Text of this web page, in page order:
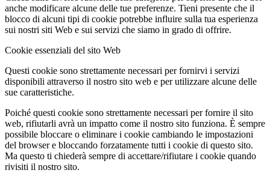
anche modificare alcune delle tue preferenze. Tieni presente che il
blocco di alcuni tipi di cookie potrebbe influire sulla tua esperienza
sui nostri siti Web e sui servizi che siamo in grado di offrire.
Cookie essenziali del sito Web
Questi cookie sono strettamente necessari per fornirvi i servizi
disponibili attraverso il nostro sito web e per utilizzare alcune delle
sue caratteristiche.
Poiché questi cookie sono strettamente necessari per fornire il sito
web, rifiutarli avrà un impatto come il nostro sito funziona. È sempre
possibile bloccare o eliminare i cookie cambiando le impostazioni
del browser e bloccando forzatamente tutti i cookie di questo sito.
Ma questo ti chiederà sempre di accettare/rifiutare i cookie quando
rivisiti il nostro sito.